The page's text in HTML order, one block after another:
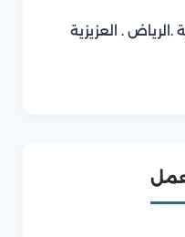
.الرياض . العزيزية